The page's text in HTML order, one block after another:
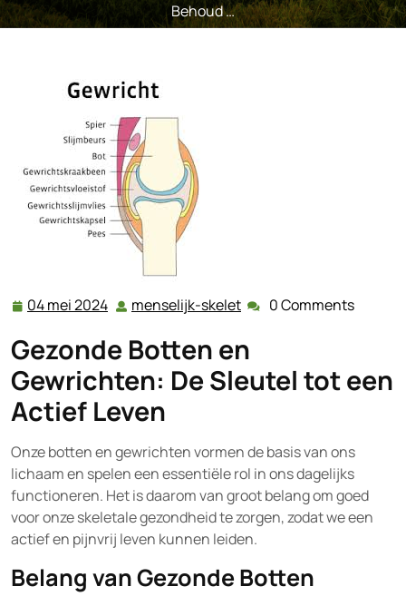
Behoud …
04 mei 2024 04
2024
menselijk-skelet menselijk-
0 Comments
Gezonde Botten en
Gewrichten: De Sleutel tot een
Actief Leven
Onze botten en gewrichten vormen de basis van ons
lichaam en spelen een essentiële rol in ons dagelijks
functioneren. Het is daarom van groot belang om goed
voor onze skeletale gezondheid te zorgen, zodat we een
actief en pijnvrij leven kunnen leiden.
Belang van Gezonde Botten